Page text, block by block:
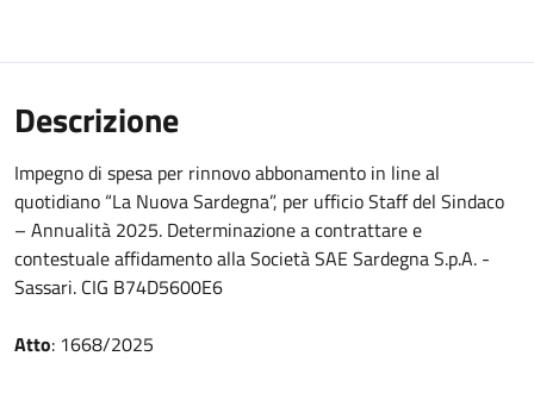
Descrizione
Impegno di spesa per rinnovo abbonamento in line al
quotidiano “La Nuova Sardegna”, per ufficio Staff del Sindaco
– Annualità 2025. Determinazione a contrattare e
contestuale affidamento alla Società SAE Sardegna S.p.A. -
Sassari. CIG B74D5600E6
Atto: 1668/2025